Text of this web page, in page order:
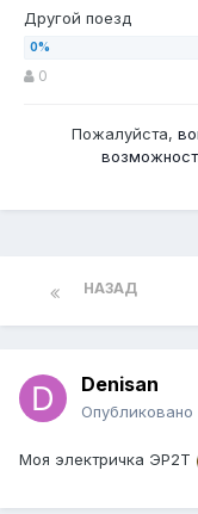
Другой поезд
0
Пожалуйста,
НАЗАД
Denisan
Опубликовано
Моя электричка ЭР2Т